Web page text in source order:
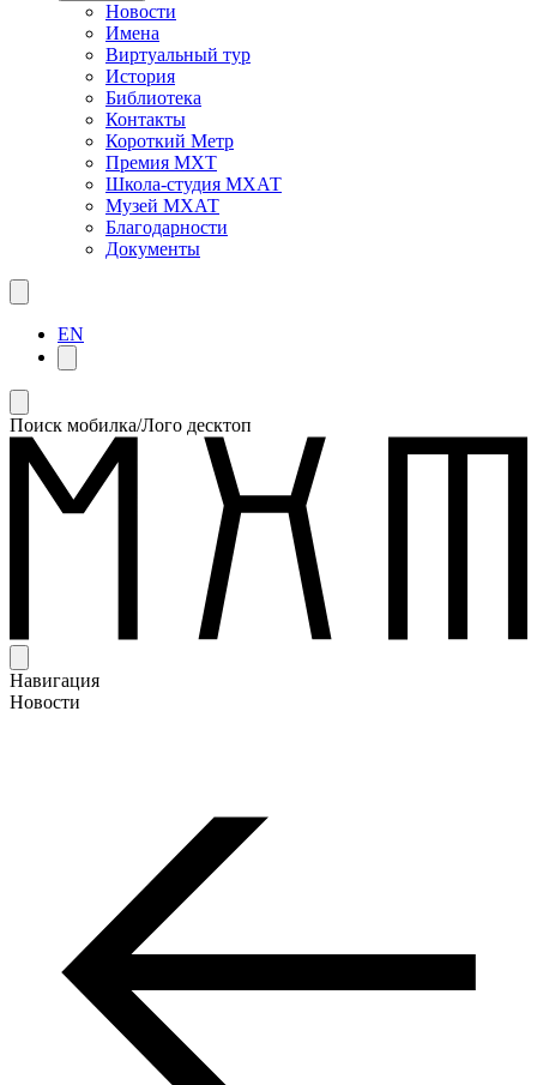
Новости
Имена
Виртуальный тур
История
Библиотека
Контакты
Короткий Метр
Премия МХТ
Школа-студия МХАТ
Музей МХАТ
Благодарности
Документы
EN
Поиск мобилка/Лого десктоп
Навигация
Новости